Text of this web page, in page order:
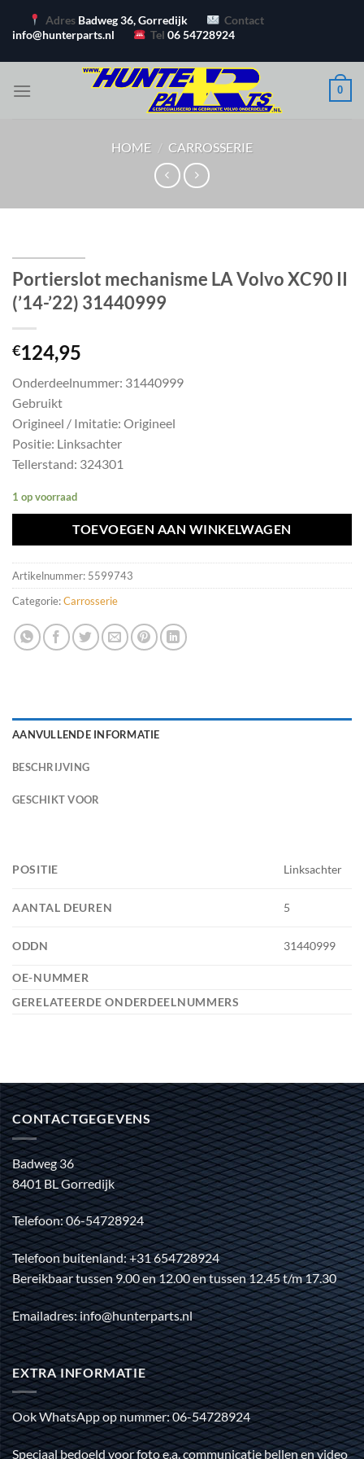
naar
Adres Badweg 36, Gorredijk
Contact
info@hunterparts.nl
Tel06 54728924
0
HOME / CARROSSERIE
Portierslot mechanisme LA Volvo XC90 II
(’14-’22) 31440999
€124,95
Onderdeelnummer: 31440999
Gebruikt
Origineel / Imitatie: Origineel
Positie: Linksachter
Tellerstand: 324301
1 op voorraad
TOEVOEGEN AAN WINKELWAGEN
Artikelnummer: 5599743
Categorie:Carrosserie
AANVULLENDE INFORMATIE
BESCHRIJVING
GESCHIKT VOOR
POSITIE Linksachter
AANTAL DEUREN 5
ODDN 31440999
OE-NUMMER
GERELATEERDE ONDERDEELNUMMERS
CONTACTGEGEVENS
Badweg 36
8401 BL Gorredijk
Telefoon: 06-54728924
Telefoon buitenland: +31 654728924
Bereikbaar tussen 9.00 en 12.00 en tussen 12.45 t/m 17.30
Emailadres: info@hunterparts.nl
EXTRA INFORMATIE
Ook WhatsApp op nummer: 06-54728924
Speciaal bedoeld voor foto e.a. communicatie bellen en video